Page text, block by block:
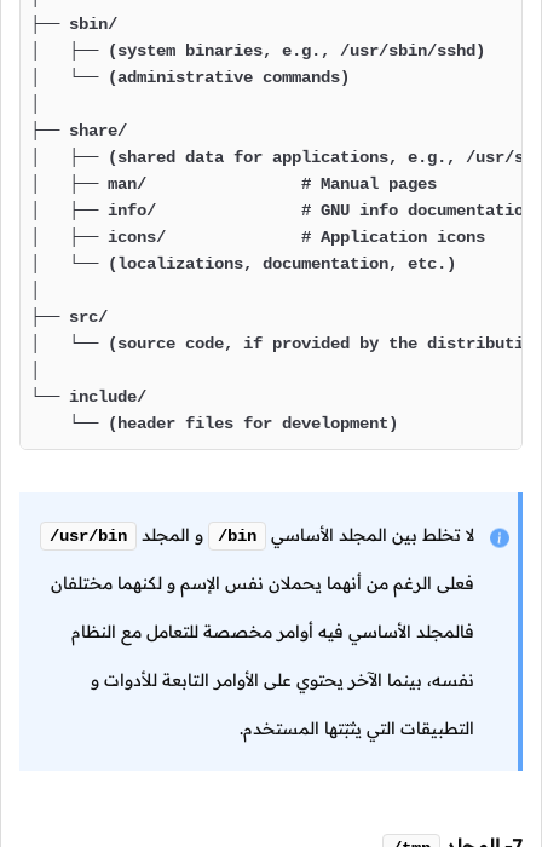
├── sbin/
│   ├── (system binaries, e.g., /usr/sbin/sshd)
│   └── (administrative commands)
├── share/
│   ├── (shared data for applications, e.g., /usr/
│   ├── man/                # Manual pages
│   ├── info/               # GNU info documentation
│   ├── icons/              # Application icons
│   └── (localizations, documentation, etc.)
├── src/
│   └── (source code, if provided by the
└── include/
    └── (header files for development)
لا تخلط بين المجلد الأساسي /bin و المجلد /usr/bin
فعلى الرغم من أنهما يحملان نفس الإسم و لكنهما مختلفان
فالمجلد الأساسي فيه أوامر مخصصة للتعامل مع النظام
نفسه، بينما الآخر يحتوي على الأوامر التابعة للأدوات و
التطبيقات التي يثبّتها المستخدم.